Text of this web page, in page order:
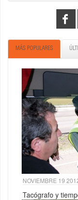
MÁS POPULARES
NOVIEMBRE 19
Tacógrafo y